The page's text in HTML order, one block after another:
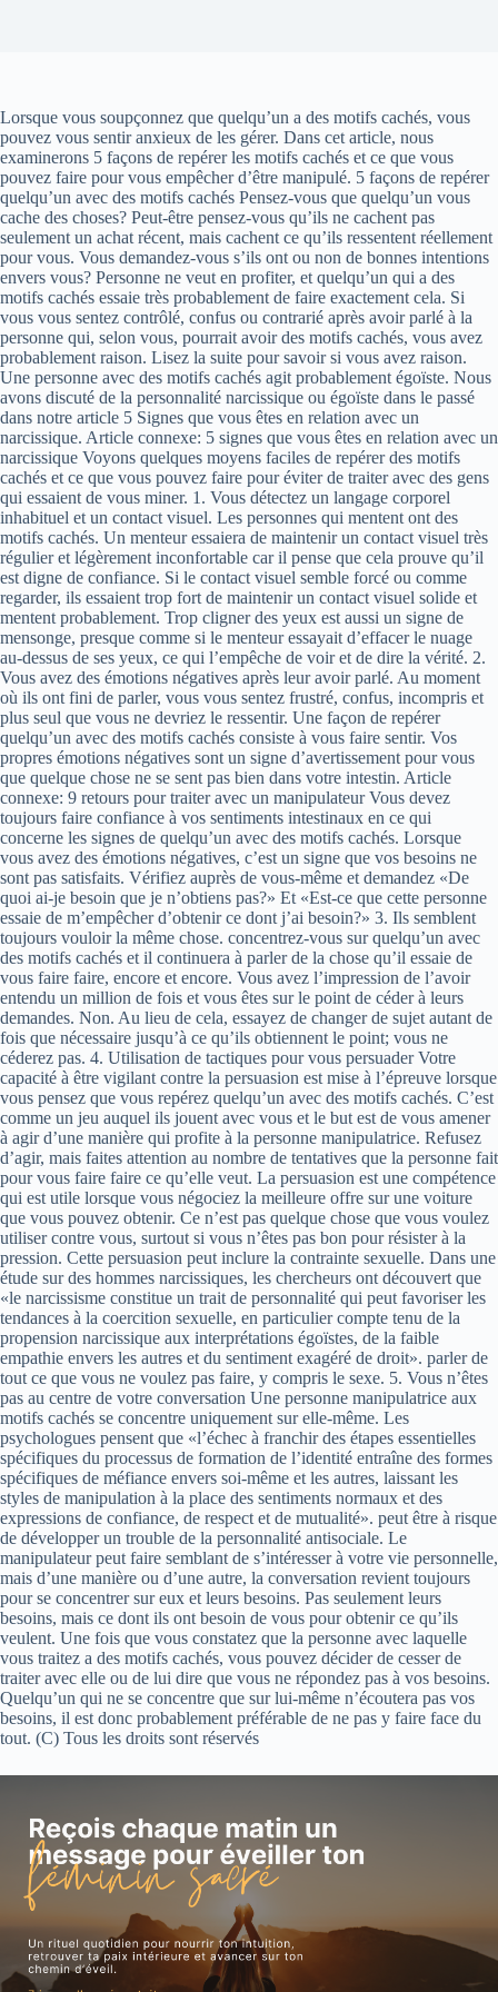
Lorsque vous soupçonnez que quelqu’un a des motifs cachés, vous
pouvez vous sentir anxieux de les gérer. Dans cet article, nous
examinerons 5 façons de repérer les motifs cachés et ce que vous
pouvez faire pour vous empêcher d’être manipulé. 5 façons de repérer
quelqu’un avec des motifs cachés Pensez-vous que quelqu’un vous
cache des choses? Peut-être pensez-vous qu’ils ne cachent pas
seulement un achat récent, mais cachent ce qu’ils ressentent réellement
pour vous. Vous demandez-vous s’ils ont ou non de bonnes intentions
envers vous? Personne ne veut en profiter, et quelqu’un qui a des
motifs cachés essaie très probablement de faire exactement cela. Si
vous vous sentez contrôlé, confus ou contrarié après avoir parlé à la
personne qui, selon vous, pourrait avoir des motifs cachés, vous avez
probablement raison. Lisez la suite pour savoir si vous avez raison.
Une personne avec des motifs cachés agit probablement égoïste. Nous
avons discuté de la personnalité narcissique ou égoïste dans le passé
dans notre article 5 Signes que vous êtes en relation avec un
narcissique. Article connexe: 5 signes que vous êtes en relation avec un
narcissique Voyons quelques moyens faciles de repérer des motifs
cachés et ce que vous pouvez faire pour éviter de traiter avec des gens
qui essaient de vous miner. 1. Vous détectez un langage corporel
inhabituel et un contact visuel. Les personnes qui mentent ont des
motifs cachés. Un menteur essaiera de maintenir un contact visuel très
régulier et légèrement inconfortable car il pense que cela prouve qu’il
est digne de confiance. Si le contact visuel semble forcé ou comme
regarder, ils essaient trop fort de maintenir un contact visuel solide et
mentent probablement. Trop cligner des yeux est aussi un signe de
mensonge, presque comme si le menteur essayait d’effacer le nuage
au-dessus de ses yeux, ce qui l’empêche de voir et de dire la vérité. 2.
Vous avez des émotions négatives après leur avoir parlé. Au moment
où ils ont fini de parler, vous vous sentez frustré, confus, incompris et
plus seul que vous ne devriez le ressentir. Une façon de repérer
quelqu’un avec des motifs cachés consiste à vous faire sentir. Vos
propres émotions négatives sont un signe d’avertissement pour vous
que quelque chose ne se sent pas bien dans votre intestin. Article
connexe: 9 retours pour traiter avec un manipulateur Vous devez
toujours faire confiance à vos sentiments intestinaux en ce qui
concerne les signes de quelqu’un avec des motifs cachés. Lorsque
vous avez des émotions négatives, c’est un signe que vos besoins ne
sont pas satisfaits. Vérifiez auprès de vous-même et demandez «De
quoi ai-je besoin que je n’obtiens pas?» Et «Est-ce que cette personne
essaie de m’empêcher d’obtenir ce dont j’ai besoin?» 3. Ils semblent
toujours vouloir la même chose. concentrez-vous sur quelqu’un avec
des motifs cachés et il continuera à parler de la chose qu’il essaie de
vous faire faire, encore et encore. Vous avez l’impression de l’avoir
entendu un million de fois et vous êtes sur le point de céder à leurs
demandes. Non. Au lieu de cela, essayez de changer de sujet autant de
fois que nécessaire jusqu’à ce qu’ils obtiennent le point; vous ne
céderez pas. 4. Utilisation de tactiques pour vous persuader Votre
capacité à être vigilant contre la persuasion est mise à l’épreuve lorsque
vous pensez que vous repérez quelqu’un avec des motifs cachés. C’est
comme un jeu auquel ils jouent avec vous et le but est de vous amener
à agir d’une manière qui profite à la personne manipulatrice. Refusez
d’agir, mais faites attention au nombre de tentatives que la personne fait
pour vous faire faire ce qu’elle veut. La persuasion est une compétence
qui est utile lorsque vous négociez la meilleure offre sur une voiture
que vous pouvez obtenir. Ce n’est pas quelque chose que vous voulez
utiliser contre vous, surtout si vous n’êtes pas bon pour résister à la
pression. Cette persuasion peut inclure la contrainte sexuelle. Dans une
étude sur des hommes narcissiques, les chercheurs ont découvert que
«le narcissisme constitue un trait de personnalité qui peut favoriser les
tendances à la coercition sexuelle, en particulier compte tenu de la
propension narcissique aux interprétations égoïstes, de la faible
empathie envers les autres et du sentiment exagéré de droit». parler de
tout ce que vous ne voulez pas faire, y compris le sexe. 5. Vous n’êtes
pas au centre de votre conversation Une personne manipulatrice aux
motifs cachés se concentre uniquement sur elle-même. Les
psychologues pensent que «l’échec à franchir des étapes essentielles
spécifiques du processus de formation de l’identité entraîne des formes
spécifiques de méfiance envers soi-même et les autres, laissant les
styles de manipulation à la place des sentiments normaux et des
expressions de confiance, de respect et de mutualité». peut être à risque
de développer un trouble de la personnalité antisociale. Le
manipulateur peut faire semblant de s’intéresser à votre vie personnelle,
mais d’une manière ou d’une autre, la conversation revient toujours
pour se concentrer sur eux et leurs besoins. Pas seulement leurs
besoins, mais ce dont ils ont besoin de vous pour obtenir ce qu’ils
veulent. Une fois que vous constatez que la personne avec laquelle
vous traitez a des motifs cachés, vous pouvez décider de cesser de
traiter avec elle ou de lui dire que vous ne répondez pas à vos besoins.
Quelqu’un qui ne se concentre que sur lui-même n’écoutera pas vos
besoins, il est donc probablement préférable de ne pas y faire face du
tout. (C) Tous les droits sont réservés